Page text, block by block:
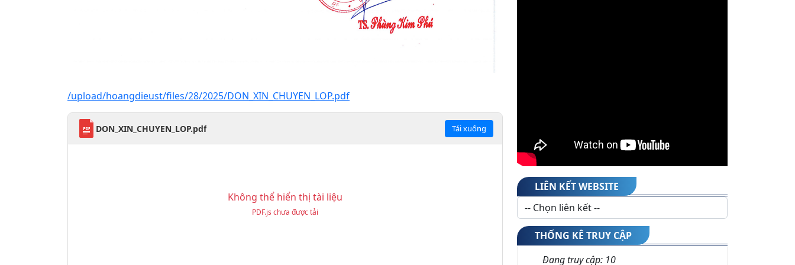
/upload/hoangdieust/files/28/2025/DON_XIN_CHUYEN_LOP.pdf
DON_XIN_CHUYEN_LOP.pdf Tải xuống
Không thể hiển thị tài liệu
PDF.js chưa được tải
LIÊN KẾT WEBSITE
THỐNG KÊ TRUY CẬP
Đang truy cập: 10